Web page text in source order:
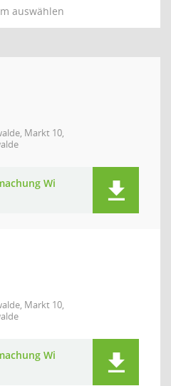
auswählen
Markt 10,
Wi
Markt 10,
Wi